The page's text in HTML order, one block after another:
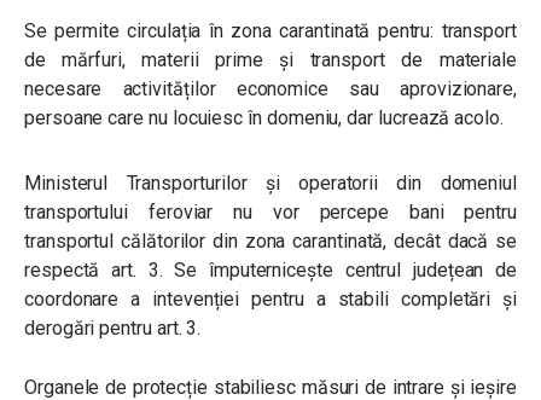
Se permite circulația în zona carantinată pentru: transport
de mărfuri, materii prime și transport de materiale
necesare activităților economice sau aprovizionare,
persoane care nu locuiesc în domeniu, dar lucrează acolo.
Ministerul Transporturilor și operatorii din domeniul
transportului feroviar nu vor percepe bani pentru
transportul călătorilor din zona carantinată, decât dacă se
respectă art. 3. Se împuternicește centrul județean de
coordonare a intevenției pentru a stabili completări și
derogări pentru art. 3.
Organele de protecție stabiliesc măsuri de intrare și ieșire